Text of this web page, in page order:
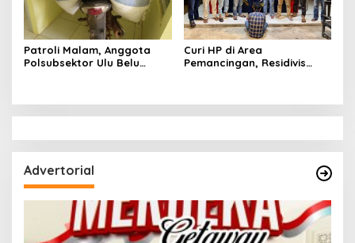
Patroli Malam, Anggota
Polsubsektor Ulu Belu
Curi HP di Area
Pemancingan, Residivis
Advertorial